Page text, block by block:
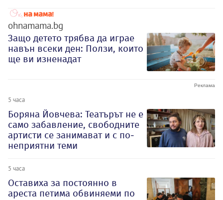
ohnamama.bg
Защо детето трябва да играе
навън всеки ден: Ползи, които
ще ви изненадат
5 часа
Боряна Йовчева: Театърът не е
само забавление, свободните
артисти се занимават и с по-
неприятни теми
5 часа
Оставиха за постоянно в
ареста петима обвиняеми по